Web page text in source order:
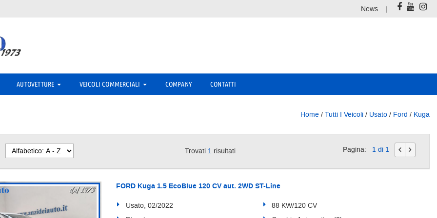
News
AUTOVETTURE VEICOLI COMMERCIALI COMPANY CONTATTI
Home / Tutti I Veicoli / Usato / Ford / Kuga
Trovati 1 risultati Pagina: 1 di 1
FORD Kuga 1.5 EcoBlue 120 CV aut. 2WD ST-Line
Usato, 02/2022
88 KW/120 CV